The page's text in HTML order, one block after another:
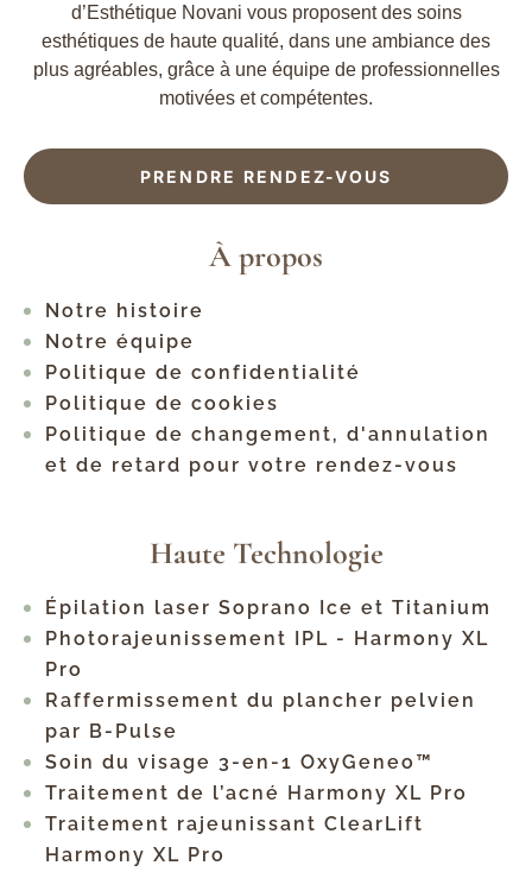
d’Esthétique Novani vous proposent des soins
esthétiques de haute qualité, dans une ambiance des
plus agréables, grâce à une équipe de professionnelles
motivées et compétentes.
PRENDRE RENDEZ-VOUS
À propos
Notre histoire
Notre équipe
Politique de confidentialité
Politique de cookies
Politique de changement, d'annulation
et de retard pour votre rendez-vous
Haute Technologie
Épilation laser Soprano Ice et Titanium
Photorajeunissement IPL - Harmony XL
Pro
Raffermissement du plancher pelvien
par B-Pulse
Soin du visage 3-en-1 OxyGeneo™
Traitement de l’acné Harmony XL Pro
Traitement rajeunissant ClearLift
Harmony XL Pro